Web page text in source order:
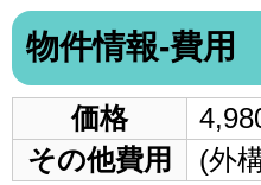
物件情報-費用
価格
その他費用
(外